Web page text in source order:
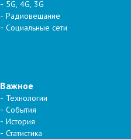
5G, 4G, 3G
Радиовещание
Социальные сети
Важное
Технологии
События
История
Статистика